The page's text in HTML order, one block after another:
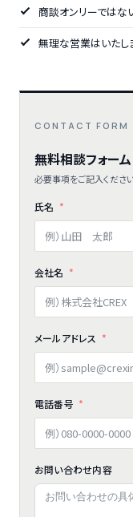
商談オンリーではな
無理な営業はいたし
CONTACT FORM
無料相談フォーム
必要事項をご記入くださ
氏名
会社名
メールアドレス
電話番号
お問い合わせ内容